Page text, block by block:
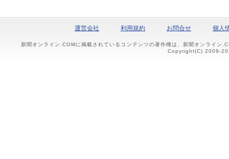
運営会社 利用規約 お問合せ 個人
新聞オンライン.COMに掲載されているコンテンツの著作権は、新聞オンライン
Copyright(C) 2009-